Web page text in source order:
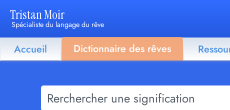
Tristan Moir
Spécialiste du langage du rêve
Accueil Dictionnaire des rêves